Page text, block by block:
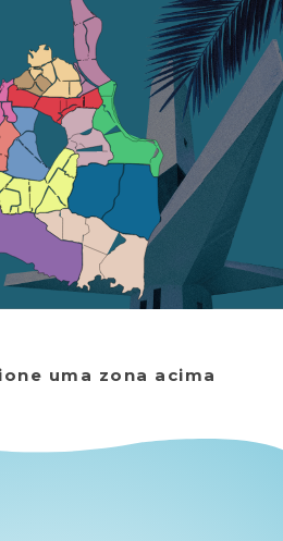
uma zona acima